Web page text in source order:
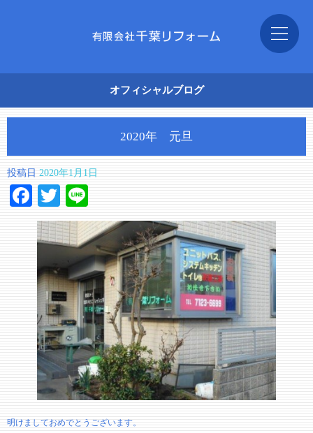
オフィシャルブログ
2020年 元旦
投稿日 2020年1月1日
Facebook
Twitter
明けましておめでとうございます。